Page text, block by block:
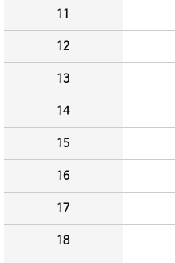
11
12
13
14
15
16
17
18